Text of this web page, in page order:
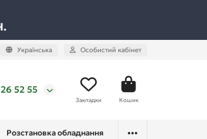
Українська Особистий кабінет
52 55
Закладки Кошик
Розстановка обладнання